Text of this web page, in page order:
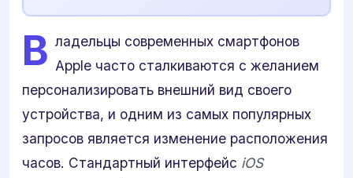
В ладельцы современных смартфонов
Apple часто сталкиваются с желанием
персонализировать внешний вид своего
устройства, и одним из самых популярных
запросов является изменение расположения
часов. Стандартный интерфейс iOS